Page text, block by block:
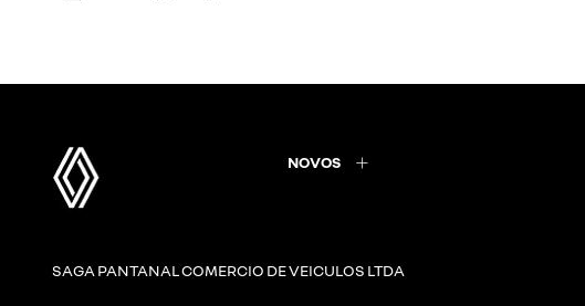
NOVOS
SAGA PANTANAL COMERCIO DE VEICULOS LTDA